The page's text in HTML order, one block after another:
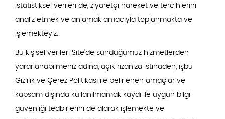
istatistiksel verileri de, ziyaretçi hareket ve tercihlerini
analiz etmek ve anlamak amacıyla toplanmakta ve
işlemekteyiz.
Bu kişisel verileri Site'de sunduğumuz hizmetlerden
yararlanabilmeniz adına, açık rızanıza istinaden, işbu
Gizlilik ve Çerez Politikası ile belirlenen amaçlar ve
kapsam dışında kullanılmamak kaydı ile uygun bilgi
güvenliği tedbirlerini de alarak işlemekte ve